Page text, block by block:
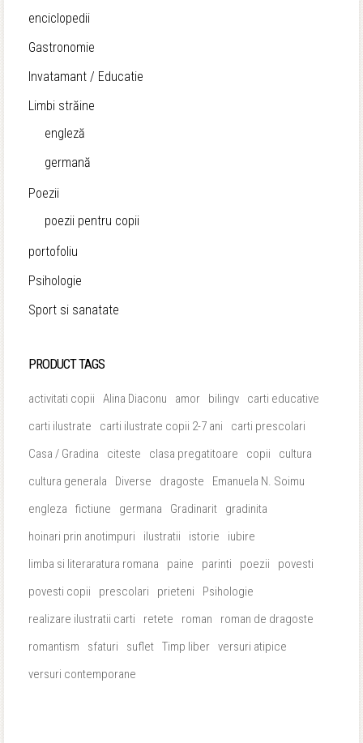
enciclopedii
Gastronomie
Invatamant / Educatie
Limbi străine
engleză
germană
Poezii
poezii pentru copii
portofoliu
Psihologie
Sport si sanatate
PRODUCT TAGS
activitati copii Alina Diaconu amor bilingv
carti educative
carti ilustrate
carti ilustrate copii 2-7 ani
carti prescolari
Casa / Gradina
citeste clasa pregatitoare copii
cultura
cultura generala
Diverse dragoste
Emanuela N. Soimu
engleza
fictiune germana Gradinarit
gradinita
hoinari prin anotimpuri
ilustratii istorie
iubire
limba si literaratura romana
paine parinti poezii
povesti
povesti copii
prescolari prieteni
Psihologie
realizare ilustratii carti
retete roman
roman de dragoste
romantism
sfaturi suflet Timp liber versuri atipice
versuri contemporane